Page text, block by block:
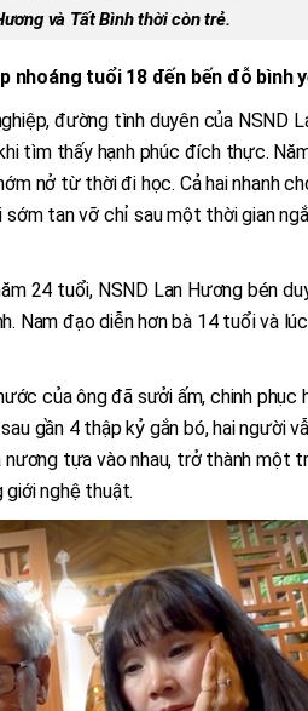
và Tất Bình thời còn trẻ.
nhoáng tuổi 18 đến bến đỗ bình
đường tình duyên của NSND
tìm thấy hạnh phúc đích thực.
nở từ thời đi học. Cả hai nhanh
sớm tan vỡ chỉ sau một thời gian
24 tuổi, NSND Lan Hương bén
Nam đạo diễn hơn bà 14 tuổi và
của ông đã sưởi ấm, chinh phục
gần 4 thập kỷ gắn bó, hai người
nương tựa vào nhau, trở thành một
nghệ thuật.